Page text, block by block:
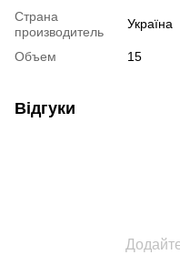
Страна
производитель
Україна
Объем 15
Відгуки